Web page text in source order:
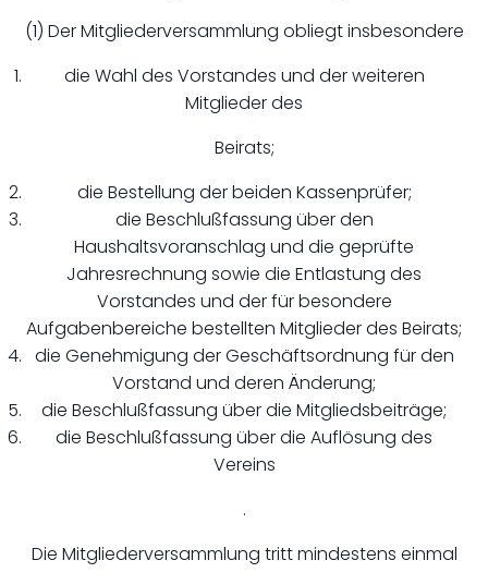
(1) Der Mitgliederversammlung obliegt insbesondere
die Wahl des Vorstandes und der weiteren
Mitglieder des
Beirats;
die Bestellung der beiden Kassenprüfer;
die Beschlußfassung über den
Haushaltsvoranschlag und die geprüfte
Jahresrechnung sowie die Entlastung des
Vorstandes und der für besondere
Aufgabenbereiche bestellten Mitglieder des Beirats;
die Genehmigung der Geschäftsordnung für den
Vorstand und deren Änderung;
die Beschlußfassung über die Mitgliedsbeiträge;
die Beschlußfassung über die Auflösung des
Vereins
.
Die Mitgliederversammlung tritt mindestens einmal